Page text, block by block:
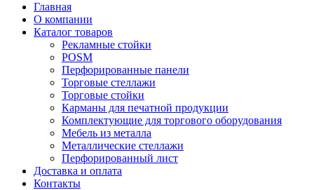
Главная
О компании
Каталог товаров
Рекламные стойки
POSM
Перфорированные панели
Торговые стеллажи
Торговые стойки
Карманы для печатной продукции
Комплектующие для торгового оборудования
Мебель из металла
Металлические стеллажи
Перфорированный лист
Доставка и оплата
Контакты